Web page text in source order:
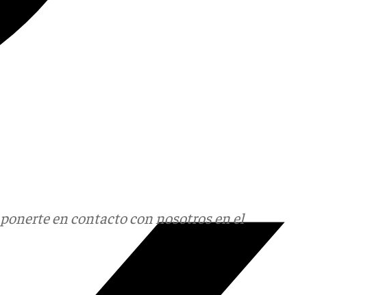
ponerte en contacto con nosotros en el